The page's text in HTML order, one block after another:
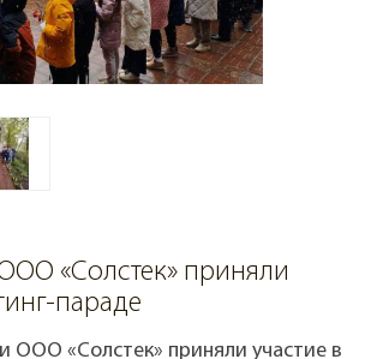
«Солстек» приняли
параде
ООО «Солстек» приняли участие в